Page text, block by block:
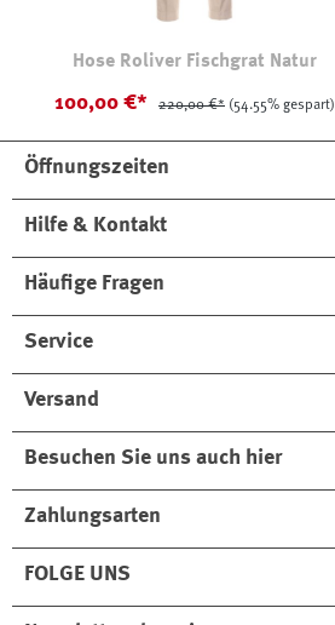
Hose Roliver Fischgrat Natur
100,00 €* 220,00 €* (54.55% gespart)
Öffnungszeiten
Hilfe & Kontakt
Häufige Fragen
Service
Versand
Besuchen Sie uns auch hier
Zahlungsarten
FOLGE UNS